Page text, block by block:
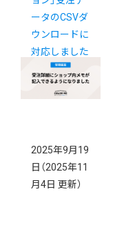
ータのCSVダ
ウンロードに
対応しました
2025年9月19
日 （2025年11
月4日 更新）